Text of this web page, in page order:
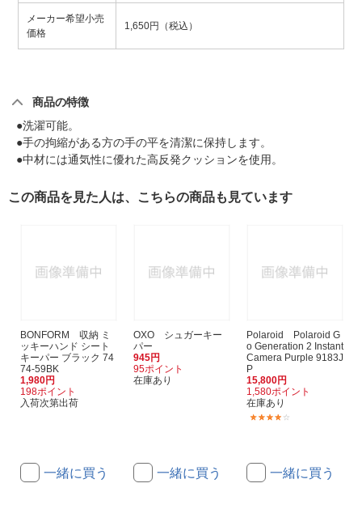
メーカー希望小売
価格
1,650円（税込）
商品の特徴
●洗濯可能。
●手の拘縮がある方の手の平を清潔に保持します。
●中材には通気性に優れた高反発クッションを使用。
この商品を見た人は、こちらの商品も見ています
BONFORM 収納 ミ
ッキーハンド シート
キーパー ブラック 74
74-59BK
1,980円
198ポイント
入荷次第出荷
一緒に買う
OXO シュガーキー
パー
945円
95ポイント
在庫あり
一緒に買う
Polaroid Polaroid G
o Generation 2 Instant
Camera Purple 9183J
P
15,800円
1,580ポイント
在庫あり
一緒に買う